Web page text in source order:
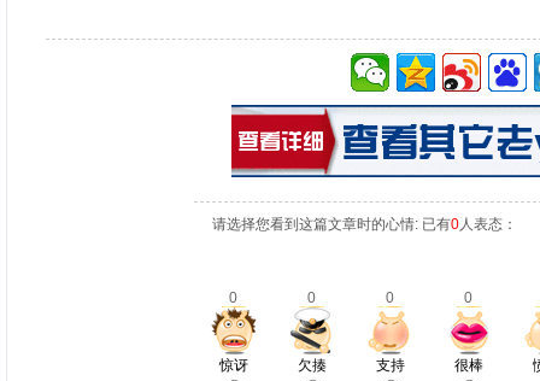
请选择您看到这篇文章时的心情: 已有0人表态：
0 0 0 0
惊讶 欠揍 支持 很棒